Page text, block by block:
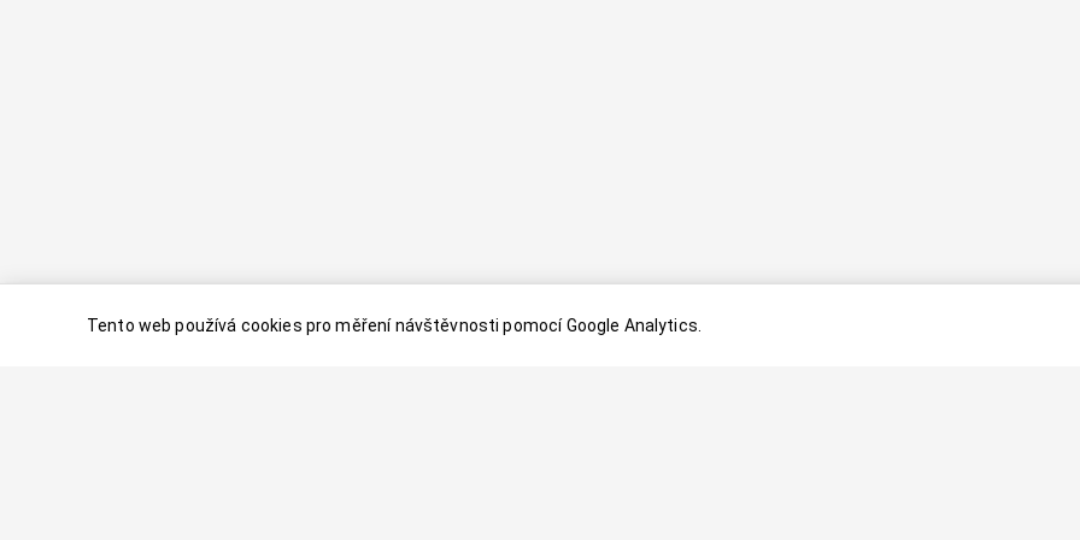
Tento web používá cookies pro měření návštěvnosti pomocí Google Analytics.